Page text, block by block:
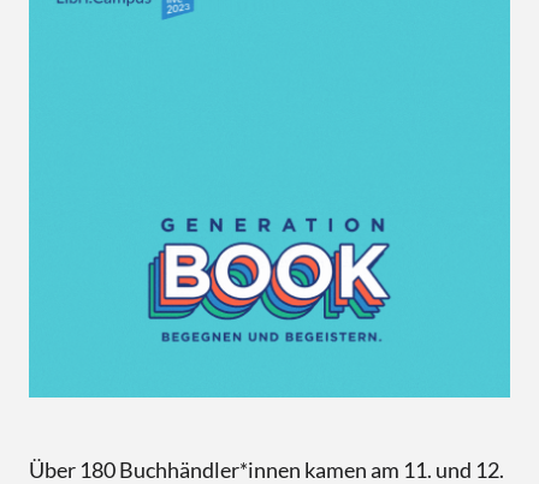
Über 180 Buchhändler*innen kamen am 11. und 12.